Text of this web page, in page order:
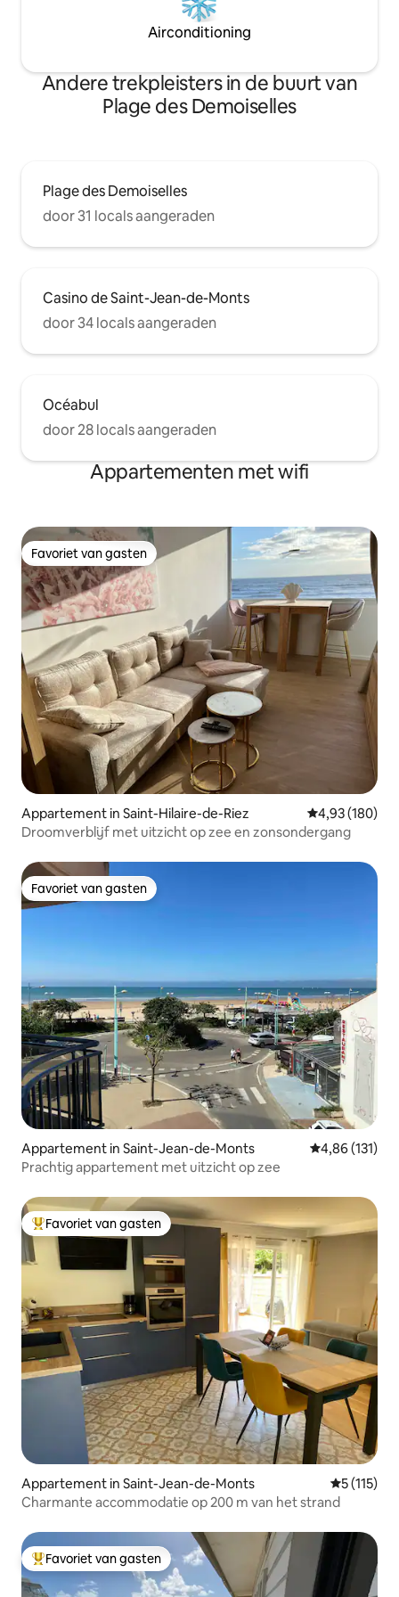
Airconditioning
Andere trekpleisters in de buurt van
Plage des Demoiselles
Plage des Demoiselles
door 31 locals aangeraden
Casino de Saint-Jean-de-Monts
door 34 locals aangeraden
Océabul
door 28 locals aangeraden
Appartementen met wifi
Favoriet van gasten
Favoriet van gasten
Appartement in Saint-Hilaire-de-Riez Gemiddelde
4,93 (180)
Droomverblijf met uitzicht op zee en zonsondergang
Favoriet van gasten
Favoriet van gasten
Appartement in Saint-Jean-de-Monts Gemiddelde
4,86 (131)
Prachtig appartement met uitzicht op zee
Topfavoriet van gasten
Favoriet van gasten
Appartement in Saint-Jean-de-Monts
5 (115)
Charmante accommodatie op 200 m van het strand
Topfavoriet van gasten
Favoriet van gasten